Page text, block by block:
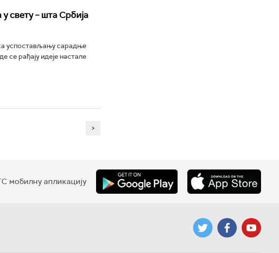
свету – шта Србија
успостављању сарадње
се рађају идеје настале
>
мобилну апликацију